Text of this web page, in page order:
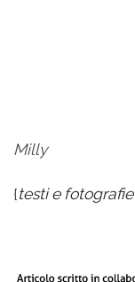
Milly
{testi e